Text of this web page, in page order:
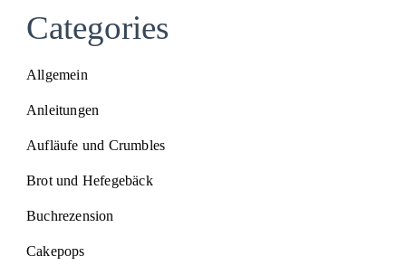
Categories
Allgemein
Anleitungen
Aufläufe und Crumbles
Brot und Hefegebäck
Buchrezension
Cakepops